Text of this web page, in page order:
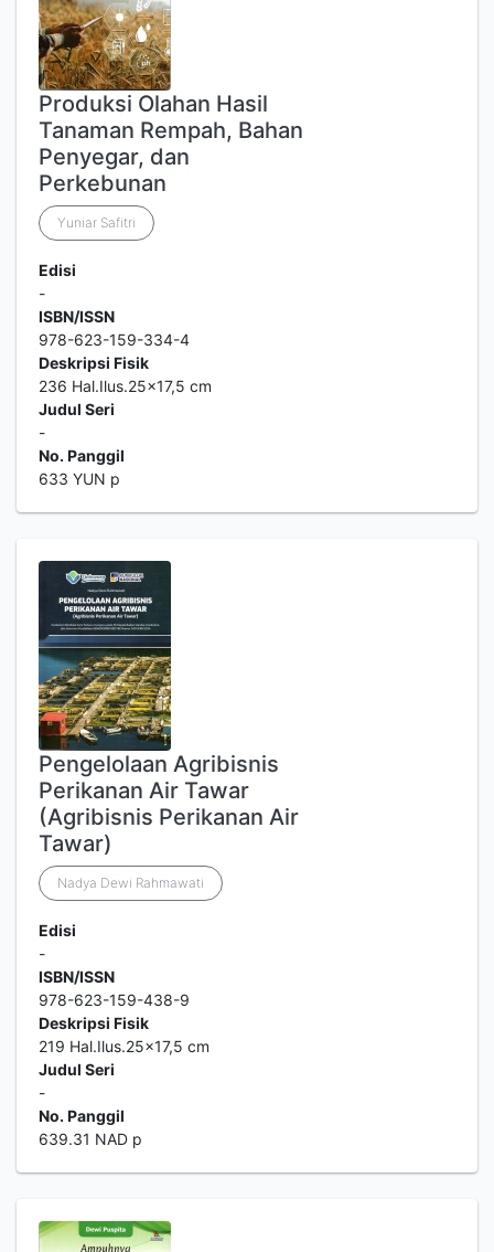
Produksi Olahan Hasil
Tanaman Rempah, Bahan
Penyegar, dan
Perkebunan
Yuniar Safitri
Edisi
-
ISBN/ISSN
978-623-159-334-4
Deskripsi Fisik
236 Hal.Ilus.25x17,5 cm
Judul Seri
-
No. Panggil
633 YUN p
Pengelolaan Agribisnis
Perikanan Air Tawar
(Agribisnis Perikanan Air
Tawar)
Nadya Dewi Rahmawati
Edisi
-
ISBN/ISSN
978-623-159-438-9
Deskripsi Fisik
219 Hal.Ilus.25x17,5 cm
Judul Seri
-
No. Panggil
639.31 NAD p